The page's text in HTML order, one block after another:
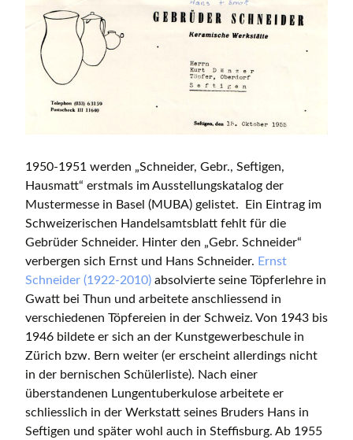
1950-1951 werden „Schneider, Gebr., Seftigen,
Hausmatt“ erstmals im Ausstellungskatalog der
Mustermesse in Basel (MUBA) gelistet. Ein Eintrag im
Schweizerischen Handelsamtsblatt fehlt für die
Gebrüder Schneider. Hinter den „Gebr. Schneider“
verbergen sich Ernst und Hans Schneider. Ernst
Schneider (1922-2010) absolvierte seine Töpferlehre in
Gwatt bei Thun und arbeitete anschliessend in
verschiedenen Töpfereien in der Schweiz. Von 1943 bis
1946 bildete er sich an der Kunstgewerbeschule in
Zürich bzw. Bern weiter (er erscheint allerdings nicht
in der bernischen Schülerliste). Nach einer
überstandenen Lungentuberkulose arbeitete er
schliesslich in der Werkstatt seines Bruders Hans in
Seftigen und später wohl auch in Steffisburg. Ab 1955